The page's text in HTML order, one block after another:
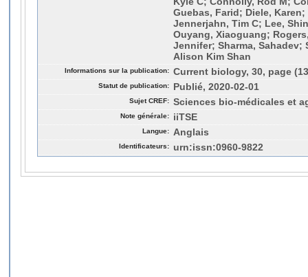
Guebas, Farid; Diele,
Jennerjahn, Tim C; Lee,
Ouyang, Xiaoguang;
Jennifer; Sharma, Sahadev;
Alison Kim Shan
Informations sur la publication: Current biology, 30, page
Statut de publication: Publié, 2020-02-01
Sujet CREF: Sciences bio-médicales et
Note générale: iiTSE
Langue: Anglais
Identificateurs: urn:issn:0960-9822